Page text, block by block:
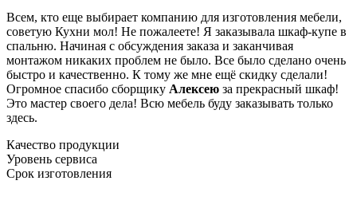
Всем, кто еще выбирает компанию для изготовления мебели,
советую Кухни мол! Не пожалеете! Я заказывала шкаф-купе в
спальню. Начиная с обсуждения заказа и заканчивая
монтажом никаких проблем не было. Все было сделано очень
быстро и качественно. К тому же мне ещё скидку сделали!
Огромное спасибо сборщику Алексею за прекрасный шкаф!
Это мастер своего дела! Всю мебель буду заказывать только
здесь.
Качество продукции
Уровень сервиса
Срок изготовления